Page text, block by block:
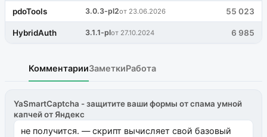
pdoTools 3.0.3-pl2от 23.06.2026 55 023
HybridAuth 3.1.1-plот 27.10.2024 6 985
КомментарииЗаметкиРабота
YaSmartCaptcha - защитите ваши формы от спама умной
капчей от Яндекс
не получится. — скрипт вычисляет свой базовый